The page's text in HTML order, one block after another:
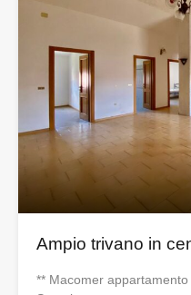
Ampio trivano in
** Macomer